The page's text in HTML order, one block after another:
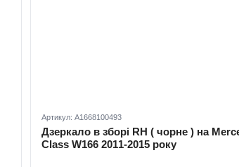
Артикул: A1668100493
Дзеркало в зборі RH ( чорне ) на
Class W166 2011-2015 року